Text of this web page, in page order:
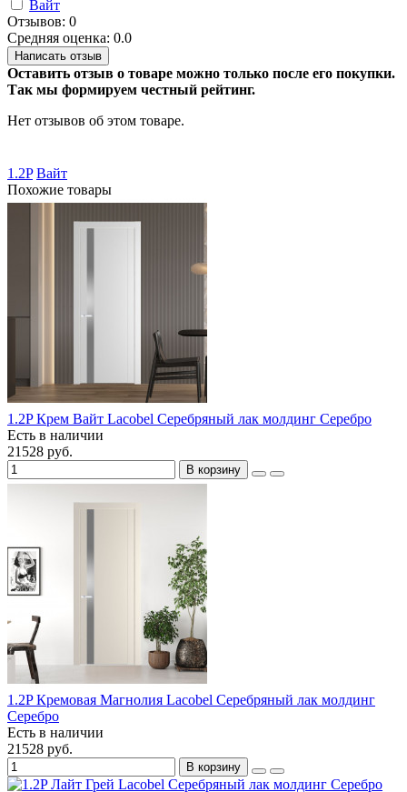
Вайт
Отзывов: 0
Средняя оценка: 0.0
Написать отзыв
Оставить отзыв о товаре можно только после его покупки.
Так мы формируем честный рейтинг.
Нет отзывов об этом товаре.
1.2P Вайт
Похожие товары
1.2P Крем Вайт Lacobel Серебряный лак молдинг Серебро
Есть в наличии
21528 руб.
В корзину
1.2P Кремовая Магнолия Lacobel Серебряный лак молдинг
Серебро
Есть в наличии
21528 руб.
В корзину